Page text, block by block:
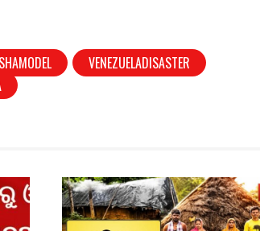
VENEZUELADISASTER